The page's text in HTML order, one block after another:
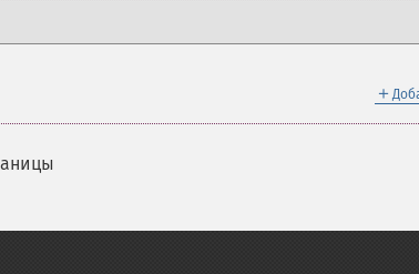
＋